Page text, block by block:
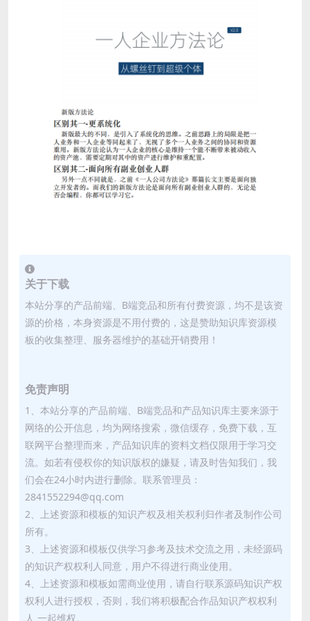
关于下载
本站分享的产品前端、B端竞品和所有付费资源，均不是该资
源的价格，本身资源是不用付费的，这是赞助知识库资源模
板的收集整理、服务器维护的基础开销费用！
免责声明
1、本站分享的产品前端、B端竞品和产品知识库主要来源于
网络的公开信息，均为网络搜索，微信缓存，免费下载，互
联网平台整理而来，产品知识库的资料文档仅限用于学习交
流。如若有侵权你的知识版权的嫌疑，请及时告知我们，我
们会在24小时内进行删除。联系管理员：
2841552294@qq.com
2、上述资源和模板的知识产权及相关权利归作者及制作公司
所有。
3、上述资源和模板仅供学习参考及技术交流之用，未经源码
的知识产权权利人同意，用户不得进行商业使用。
4、上述资源和模板如需商业使用，请自行联系源码知识产权
权利人进行授权，否则，我们将积极配合作品知识产权权利
人 一起维权。